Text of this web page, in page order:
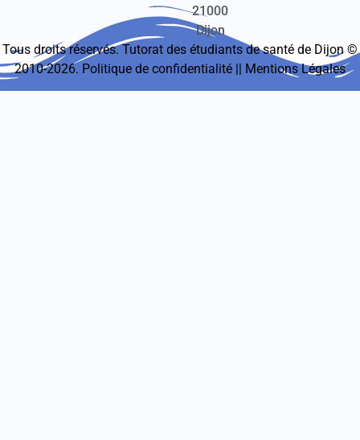
21000
Dijon
Tous droits réservés. Tutorat des étudiants de santé de Dijon ©
2010-2026. Politique de confidentialité || Mentions Légales